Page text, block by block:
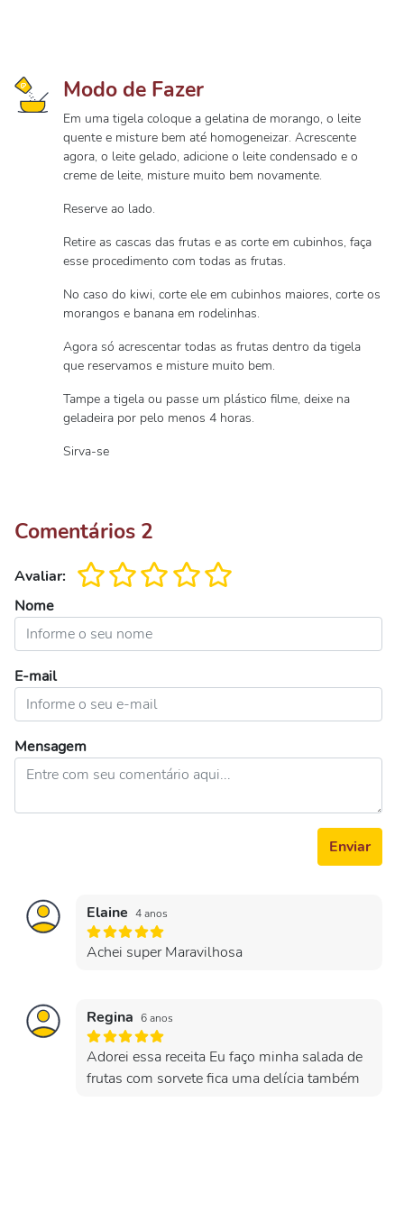
Modo de Fazer
Em uma tigela coloque a gelatina de morango, o leite
quente e misture bem até homogeneizar. Acrescente
agora, o leite gelado, adicione o leite condensado e o
creme de leite, misture muito bem novamente.
Reserve ao lado.
Retire as cascas das frutas e as corte em cubinhos, faça
esse procedimento com todas as frutas.
No caso do kiwi, corte ele em cubinhos maiores, corte os
morangos e banana em rodelinhas.
Agora só acrescentar todas as frutas dentro da tigela
que reservamos e misture muito bem.
Tampe a tigela ou passe um plástico filme, deixe na
geladeira por pelo menos 4 horas.
Sirva-se
Comentários 2
Avaliar:
Nome
E-mail
Mensagem
Enviar
Elaine 4 anos
Achei super Maravilhosa
Regina 6 anos
Adorei essa receita Eu faço minha salada de
frutas com sorvete fica uma delícia também